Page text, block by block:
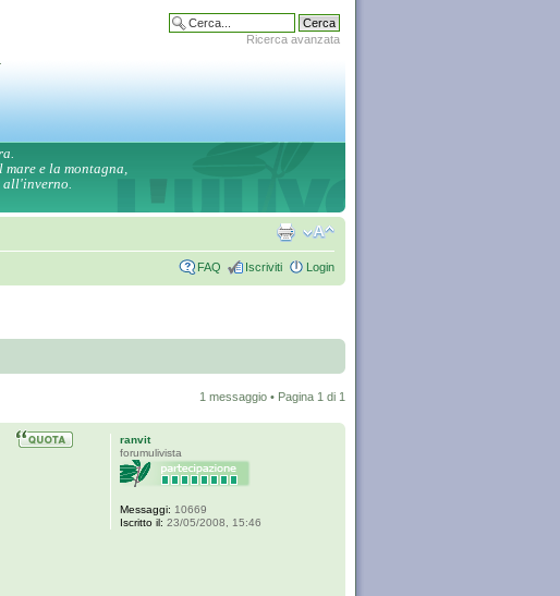
Ricerca avanzata
e la montagna,
all'inverno.
FAQ Iscriviti Login
1 messaggio • Pagina 1 di 1
ranvit
forumulivista
Messaggi: 10669
Iscritto il: 23/05/2008, 15:46